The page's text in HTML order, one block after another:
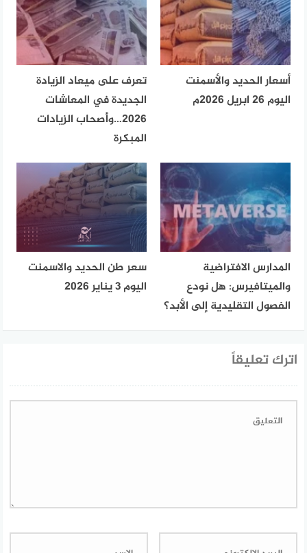
أسعار الحديد والأسمنت
اليوم 26 ابريل 2026م
تعرف على ميعاد الزيادة
الجديدة في المعاشات
2026…وأصحاب الزيادات
المبكرة
المدارس الافتراضية
والميتافيرس: هل نودع
الفصول التقليدية إلى الأبد؟
سعر طن الحديد والاسمنت
اليوم 3 يناير 2026
اترك تعليقاً